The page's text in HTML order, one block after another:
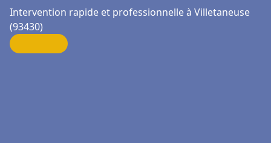
Intervention rapide et professionnelle à Villetaneuse
(93430)